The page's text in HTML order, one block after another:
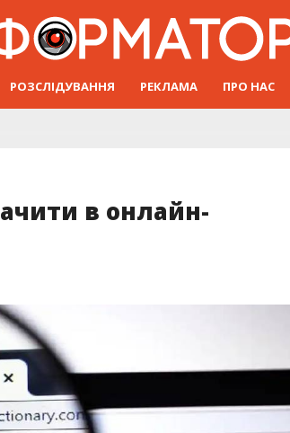
РОЗСЛІДУВАННЯ РЕКЛАМА ПРО НАС
в онлайн-